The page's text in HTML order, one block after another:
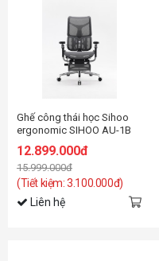
Ghế công thái học Sihoo
ergonomic SIHOO AU-1B
12.899.000đ
15.999.000đ
(Tiết kiệm: 3.100.000đ)
Liên hệ